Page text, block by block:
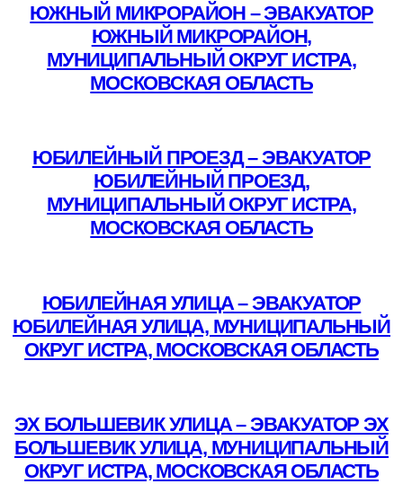
ЮЖНЫЙ МИКРОРАЙОН – ЭВАКУАТОР
ЮЖНЫЙ МИКРОРАЙОН,
МУНИЦИПАЛЬНЫЙ ОКРУГ ИСТРА,
МОСКОВСКАЯ ОБЛАСТЬ
ЮБИЛЕЙНЫЙ ПРОЕЗД – ЭВАКУАТОР
ЮБИЛЕЙНЫЙ ПРОЕЗД,
МУНИЦИПАЛЬНЫЙ ОКРУГ ИСТРА,
МОСКОВСКАЯ ОБЛАСТЬ
ЮБИЛЕЙНАЯ УЛИЦА – ЭВАКУАТОР
ЮБИЛЕЙНАЯ УЛИЦА, МУНИЦИПАЛЬНЫЙ
ОКРУГ ИСТРА, МОСКОВСКАЯ ОБЛАСТЬ
ЭХ БОЛЬШЕВИК УЛИЦА – ЭВАКУАТОР ЭХ
БОЛЬШЕВИК УЛИЦА, МУНИЦИПАЛЬНЫЙ
ОКРУГ ИСТРА, МОСКОВСКАЯ ОБЛАСТЬ